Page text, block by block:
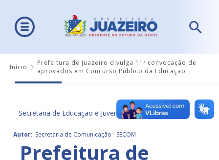
Início
Prefeitura de Juazeiro divulga 11ª convocação de
aprovados em Concurso Público da Educação
Secretaria de Educação e Juventude - SEDUC
Autor: Secretaria de Comunicação - SECOM
Prefeitura de